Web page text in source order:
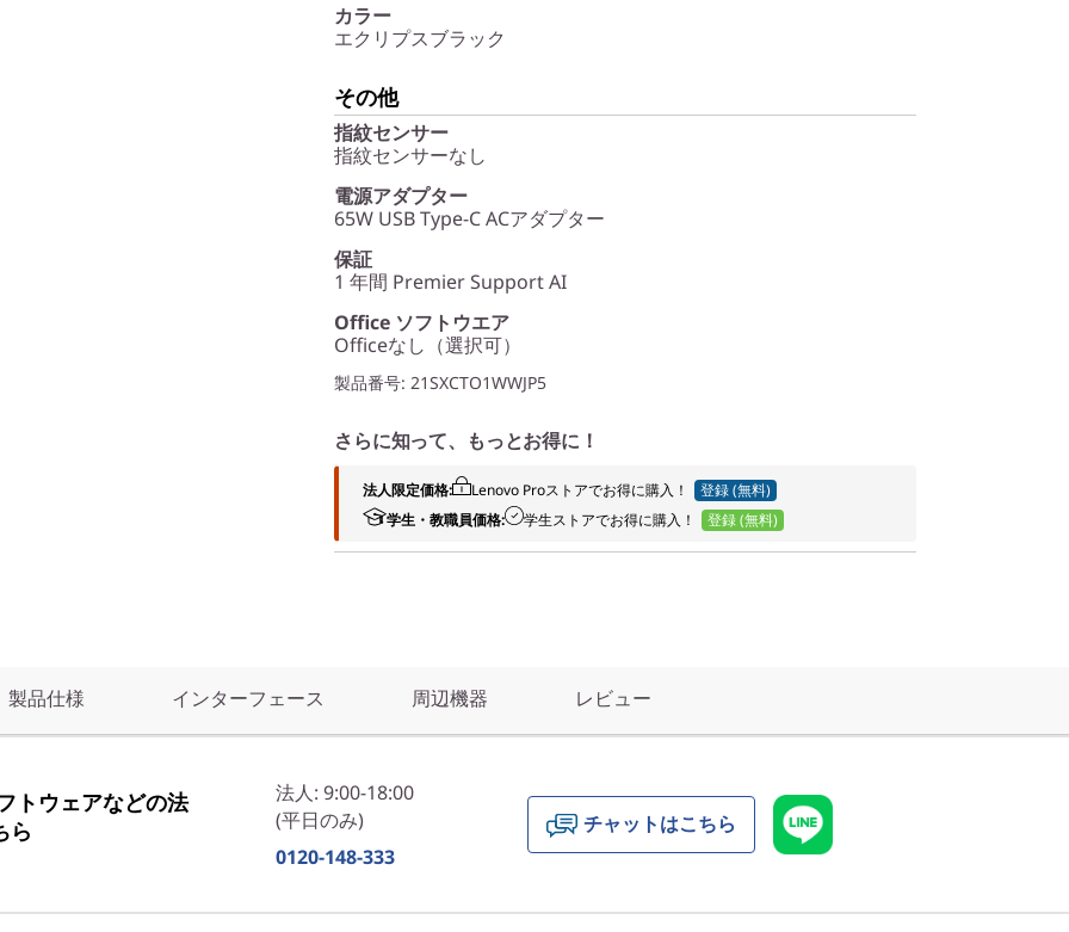
カラー
エクリプスブラック
その他
指紋センサー
指紋センサーなし
電源アダプター
65W USB Type-C ACアダプター
保証
1 年間 Premier Support AI
Office ソフトウエア
Officeなし（選択可）
製品番号: 21SXCTO1WWJP5
さらに知って、もっとお得に！
法人限定価格: Lenovo Proストアでお得に購入！
登録 (無料)
学生・教職員価格:
学生ストアでお得に購入！ 登録 (無料)
製品仕様 インターフェース 周辺機器 レビュー
トウェアなどの法
ら
法人: 9:00-18:00
(平日のみ)
0120-148-333
チャットはこちら